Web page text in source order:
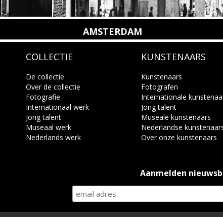
AMSTERDAM
1075 VX Amsterdam
info@kunsthuisamsterdam.nl
Lees meer
COLLECTIE
De collectie
Over de collectie
Fotografie
Internationaal werk
Jong talent
Museaal werk
Nederlands werk
KUNSTENAARS
Kunstenaars
Fotografen
Internationale
Jong talent
Museale kunstenaars
Nederlandse
Over onze kunstenaars
Aanmelden